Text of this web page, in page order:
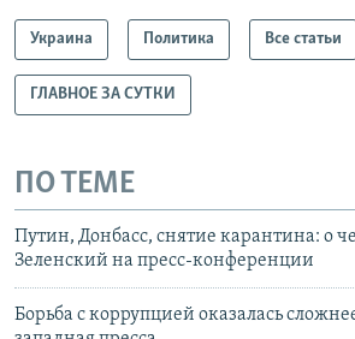
Украина Политика Все статьи
ГЛАВНОЕ ЗА СУТКИ
ПО ТЕМЕ
Путин, Донбасс, снятие карантина: о
Зеленский на пресс-конференции
Борьба с коррупцией оказалась